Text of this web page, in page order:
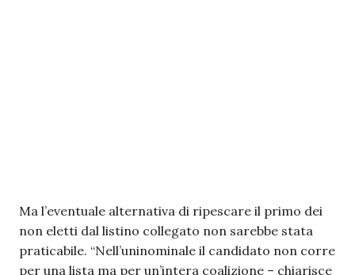
Ma l’eventuale alternativa di ripescare il primo dei
non eletti dal listino collegato non sarebbe stata
praticabile. “Nell’uninominale il candidato non corre
per una lista ma per un’intera coalizione – chiarisce